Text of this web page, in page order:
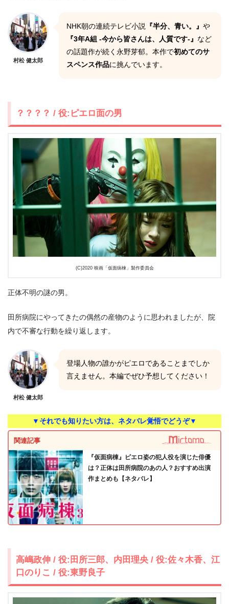
村松 健太郎
NHK朝の連続テレビ小説 『半分、青い。』 や
『3年A組 -今から皆さんは、人質です-』 など
の話題作が続く永野芽郁。本作で初めてのサ
スペンス作品に挑んでいます。
？？？？ / 役:ピエロ面の男
(C)2020 映画「仮面病棟」製作委員会
正体不明の謎の男。
田所病院にやってきたの偶然の産物のように思われましたが、院
内で不審な行動を繰り返します。
村松 健太郎
登場人物の誰かがピエロであることまでしか
言えません。本編でぜひ予想してください！
▼それでも知りたい方は、ネタバレ覚悟でどうぞ▼
関連記事
『仮面病棟』ピエロ姿の犯人役を演じた俳優
は？正体は田所病院のあの人？おすすめ出演
作まとめも【ネタバレ】
高嶋政伸 / 役:田所三郎、内田理央 / 役:佐々木香、江
口のりこ / 役:東野良子